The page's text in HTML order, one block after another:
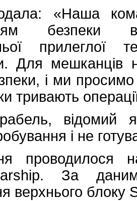
«Наша
безпеки
прилеглої
Для мешканців
і ми
тривають
відомий
і не
проводилося
За
верхнього